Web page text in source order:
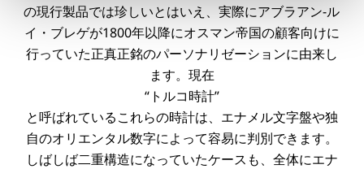
の現行製品では珍しいとはいえ、実際にアブラアン-ル
イ・ブレゲが1800年以降にオスマン帝国の顧客向けに
行っていた正真正銘のパーソナリゼーションに由来し
ます。現在
“トルコ時計”
と呼ばれているこれらの時計は、エナメル文字盤や独
自のオリエンタル数字によって容易に判別できます。
しばしば二重構造になっていたケースも、全体にエナ